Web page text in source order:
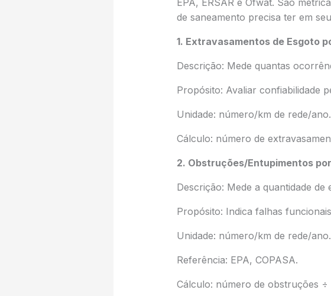
EPA, ERSAR e Ofwat. São
de saneamento precisa ter em
1. Extravasamentos de Esgoto
Descrição: Mede quantas
Propósito: Avaliar confiabilidade
Unidade: número/km de rede/
Cálculo: número de
2. Obstruções/Entupimentos
Descrição: Mede a quantidade
Propósito: Indica falhas
Unidade: número/km de rede/ano.
Referência: EPA, COPASA.
Cálculo: número de obstruções ÷